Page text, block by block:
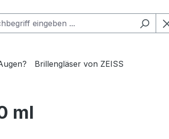
Brillengläser von ZEISS
ml